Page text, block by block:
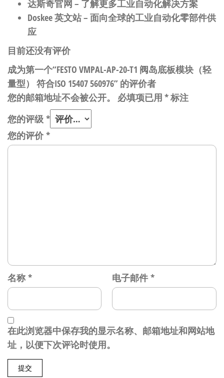
达斯奇官网 – 了解更多工业自动化解决方案
Doskee 英文站– 面向全球的工业自动化零部件供
应
目前还没有评价
成为第一个“FESTO VMPAL-AP-20-T1 阀岛底板模块（轻
量型） 符合ISO 15407 560976” 的评价者
您的邮箱地址不会被公开。
必填项已用 *标注
您的评级 *
您的评价*
名称 * 电子邮件 *
在此浏览器中保存我的显示名称、邮箱地址和网站地
址，以便下次评论时使用。